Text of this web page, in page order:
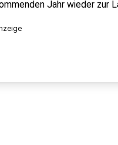
Jahr wieder zur